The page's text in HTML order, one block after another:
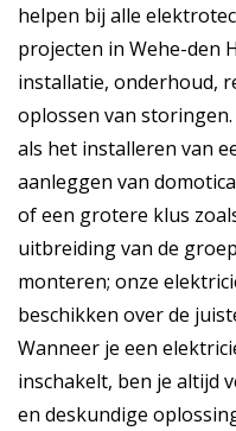
helpen bij alle
projecten in Wehe-den
installatie, onderhoud,
oplossen van
als het installeren van
aanleggen van
of een grotere klus
uitbreiding van de
monteren; onze
beschikken over de
Wanneer je een
inschakelt, ben je altijd
en deskundige